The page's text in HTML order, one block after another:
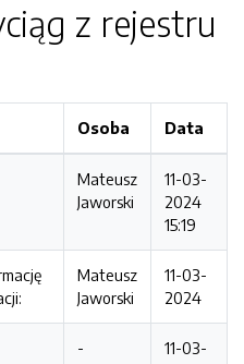
z rejestru
Osoba Data
Mateusz
Jaworski
11-03-
2024
15:19
Mateusz
Jaworski
11-03-
2024
-
11-03-